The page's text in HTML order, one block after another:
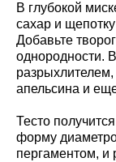
В глубокой
сахар и
Добавьте
однородности.
апельсина и
Тесто
форму
пергаментом, и